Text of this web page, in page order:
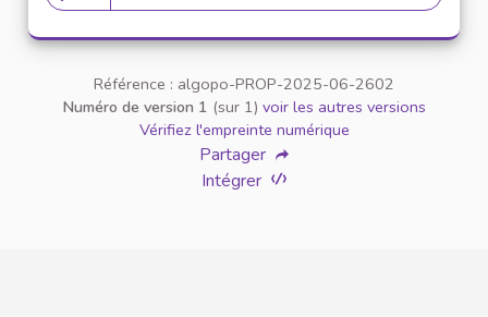
20 abonnés
Référence : algopo-PROP-2025-06-2602
Numéro de version 1 (sur 1) voir les autres versions
Vérifiez l'empreinte numérique
Partager
Intégrer